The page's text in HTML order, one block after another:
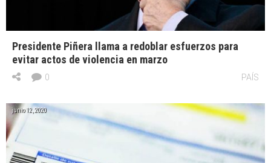
Presidente Piñera llama a redoblar esfuerzos para
evitar actos de violencia en marzo
PAÍS
0
junio 12, 2020